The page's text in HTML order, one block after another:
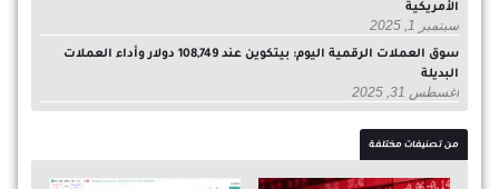
الأمريكية
سبتمبر 1, 2025
سوق العملات الرقمية اليوم: بيتكوين عند 108,749 دولار وأداء العملات
البديلة
أغسطس 31, 2025
من تصنيفات مختلفة